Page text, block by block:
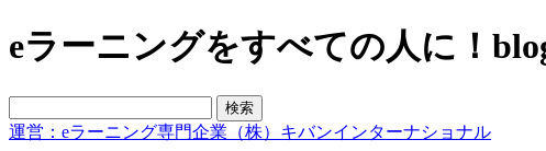
eラーニングをすべての人に！
運営：eラーニング専門企業（株）キバンインターナショナル